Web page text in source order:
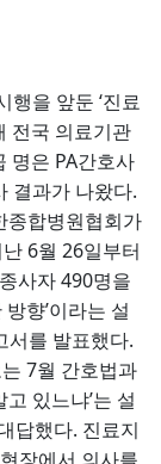
행을 앞둔 ‘진료
전국 의료기관
명은 PA간호사
결과가 나왔다.
종합병원협회가
난 6월 26일부터
사자 490명을
방향’이라는 설
서를 발표했다.
7월 간호법과
고 있느냐’는 설
답했다. 진료지